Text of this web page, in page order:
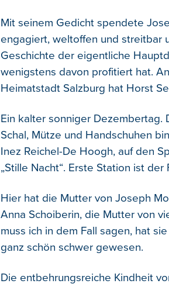
Mit seinem Gedicht spendete
engagiert, weltoffen und streitbar
Geschichte der eigentliche
wenigstens davon profitiert hat.
Heimatstadt Salzburg hat Horst
Ein kalter sonniger Dezembertag.
Schal, Mütze und Handschuhen
Inez Reichel-De Hoogh, auf den
„Stille Nacht“. Erste Station ist
Hier hat die Mutter von Joseph
Anna Schoiberin, die Mutter von
muss ich in dem Fall sagen, hat
ganz schön schwer gewesen.
Die entbehrungsreiche Kindheit